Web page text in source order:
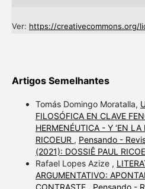
Ver: https://creativecommons.org/
Artigos Semelhantes
Tomás Domingo Moratalla,
FILOSÓFICA EN CLAVE
HERMENÉUTICA - Y ‘EN LA
RICOEUR , Pensando -
(2021): DOSSIÊ PAUL
Rafael Lopes Azize ,
ARGUMENTATIVO:
CONTRASTE , Pensando -